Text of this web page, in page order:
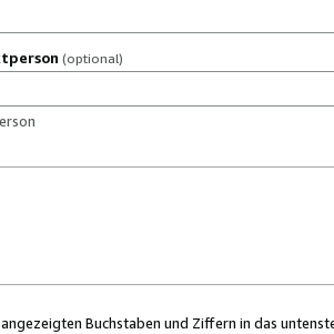
(optional)
Buchstaben und Ziffern in das